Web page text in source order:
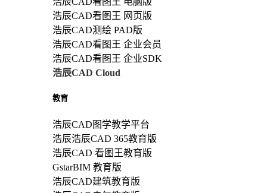
浩辰CAD看图王 网页版
浩辰CAD测绘 PAD版
浩辰CAD看图王 企业会员
浩辰CAD看图王 企业SDK
浩辰CAD Cloud
教育
浩辰CAD图学教学平台
浩辰浩辰CAD 365教育版
浩辰CAD 看图王教育版
GstarBIM 教育版
浩辰CAD建筑教育版